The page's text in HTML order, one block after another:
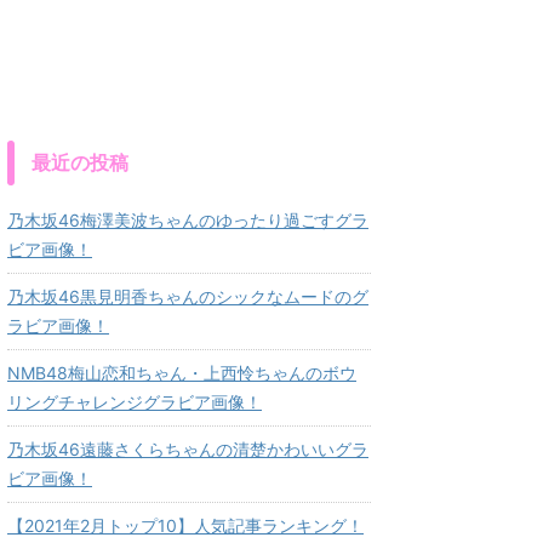
最近の投稿
乃木坂46梅澤美波ちゃんのゆったり過ごすグラ
ビア画像！
乃木坂46黒見明香ちゃんのシックなムードのグ
ラビア画像！
NMB48梅山恋和ちゃん・上西怜ちゃんのボウ
リングチャレンジグラビア画像！
乃木坂46遠藤さくらちゃんの清楚かわいいグラ
ビア画像！
【2021年2月トップ10】人気記事ランキング！